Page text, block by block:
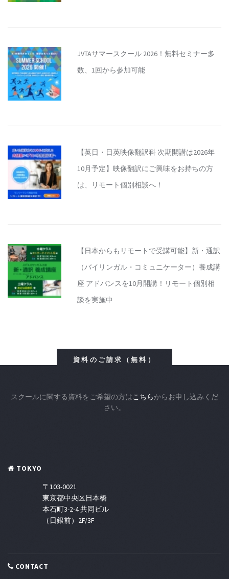
JVTAサマースクール 2026！無料セミナー多
数、1回から参加可能
【英日・日英映像翻訳科 次期開講は2026年
10月予定】映像翻訳にご興味をお持ちの方
は、リモート個別相談へ！
【日本からもリモートで受講可能】新・通訳
（バイリンガル・コミュニケーター）養成講
座 アドバンスを10月開講！リモート個別相
談を実施中
資料のご請求（無料）
スクールに関する資料をご希望の方はこちらからお申し込みくだ
さい。
TOKYO
〒103-0021
東京都中央区日本橋
本石町3-2-4 共同ビル
（日銀前）2F/3F
CONTACT